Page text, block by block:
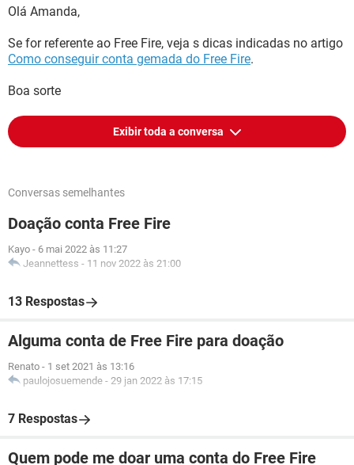
Olá Amanda,
Se for referente ao Free Fire, veja s dicas indicadas no artigo
Como conseguir conta gemada do Free Fire.
Boa sorte
Exibir toda a conversa
Conversas semelhantes
Doação conta Free Fire
Kayo - 6 mai 2022 às 11:27
Jeannettess - 11 nov 2022 às 21:00
13 Respostas
Alguma conta de Free Fire para doação
Renato - 1 set 2021 às 13:16
paulojosuemende - 29 jan 2022 às 17:15
7 Respostas
Quem pode me doar uma conta do Free Fire